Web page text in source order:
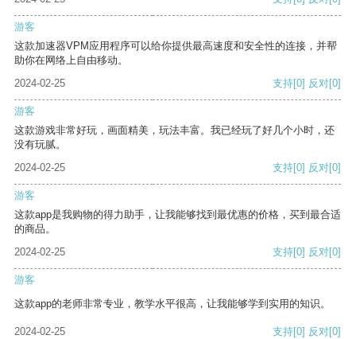
游客
这款加速器VPM应用程序可以给你提供最高速度和安全性的连接，并帮
助你在网络上自由移动。
2024-02-25
支持[0] 反对[0]
游客
这款游戏非常好玩，画面精美，玩法丰富。我已经玩了好几个小时，还
没有玩腻。
2024-02-25
支持[0] 反对[0]
游客
这款app是我购物的得力助手，让我能够找到最优惠的价格，买到最合适
的商品。
2024-02-25
支持[0] 反对[0]
游客
这款app的老师非常专业，教学水平很高，让我能够学到实用的知识。
2024-02-25 支持[0] 反对[0]